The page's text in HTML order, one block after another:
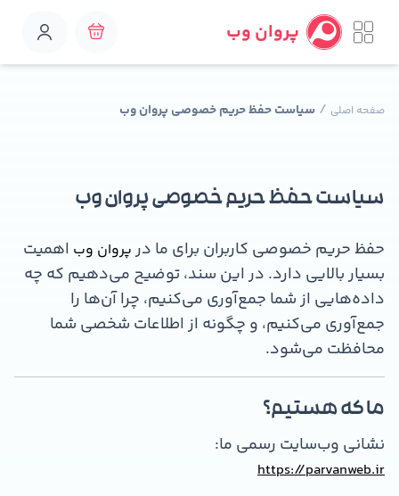
پروان وب
صفحه اصلی / سیاست حفظ حریم خصوصی پروان وب
سیاست حفظ حریم خصوصی پروان وب
حفظ حریم خصوصی کاربران برای ما در پروان وب اهمیت
بسیار بالایی دارد. در این سند، توضیح می‌دهیم که چه
داده‌هایی از شما جمع‌آوری می‌کنیم، چرا آن‌ها را
جمع‌آوری می‌کنیم، و چگونه از اطلاعات شخصی شما
محافظت می‌شود.
ما که هستیم؟
نشانی وب‌سایت رسمی ما:
https://parvanweb.ir